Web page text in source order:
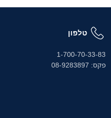
טלפון
1-700-70-33-83
פקס: 08-9283897